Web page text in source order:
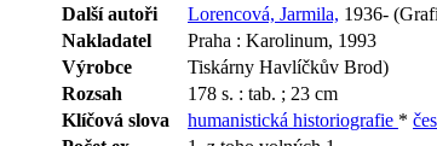
Další autoři
Lorencová, Jarmila, 1936-
Nakladatel
Praha : Karolinum, 1993
Výrobce
Tiskárny Havlíčkův Brod)
Rozsah
178 s. : tab. ; 23 cm
Klíčová slova
humanistická historiografie *